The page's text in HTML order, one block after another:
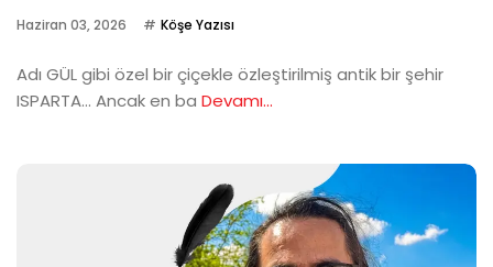
Haziran 03, 2026 Köşe Yazısı
Adı GÜL gibi özel bir çiçekle özleştirilmiş antik bir şehir
ISPARTA… Ancak en ba Devamı...